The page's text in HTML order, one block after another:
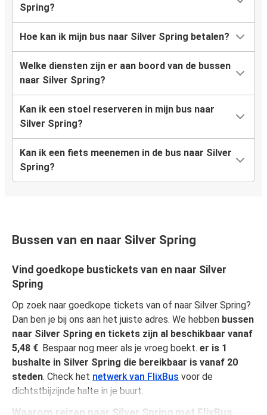
Spring?
Hoe kan ik mijn bus naar Silver Spring betalen?
Welke diensten zijn er aan boord van de bussen
naar Silver Spring?
Kan ik een stoel reserveren in mijn bus naar
Silver Spring?
Kan ik een fiets meenemen in de bus naar Silver
Spring?
Bussen van en naar Silver Spring
Vind goedkope bustickets van en naar Silver
Spring
Op zoek naar goedkope tickets van of naar Silver Spring?
Dan ben je bij ons aan het juiste adres. We hebben bussen
naar Silver Spring en tickets zijn al beschikbaar vanaf
5,48 €. Bespaar nog meer als je vroeg boekt. er is 1
bushalte in Silver Spring die bereikbaar is vanaf 20
steden. Check het netwerk van FlixBus voor de
dichtstbijzijnde halte in je buurt.